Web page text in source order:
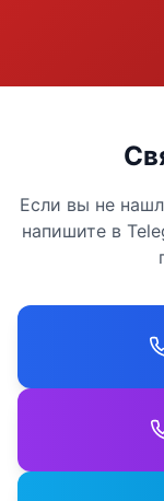
Если вы не
напишите в